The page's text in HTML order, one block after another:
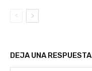
DEJA UNA RESPUESTA